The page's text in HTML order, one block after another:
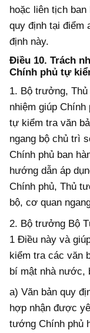
hoặc liên tịch
quy định tại điểm
định này.
Điều 10. Trách
Chính phủ tự
1. Bộ trưởng,
nhiệm giúp
tự kiểm tra văn
ngang bộ chủ trì
Chính phủ ban
hướng dẫn áp
Chính phủ, Thủ
bộ, cơ quan
2. Bộ trưởng Bộ
1 Điều này và
kiểm tra các văn
bí mật nhà nước,
a) Văn bản quy
hợp nhận được
tướng Chính phủ